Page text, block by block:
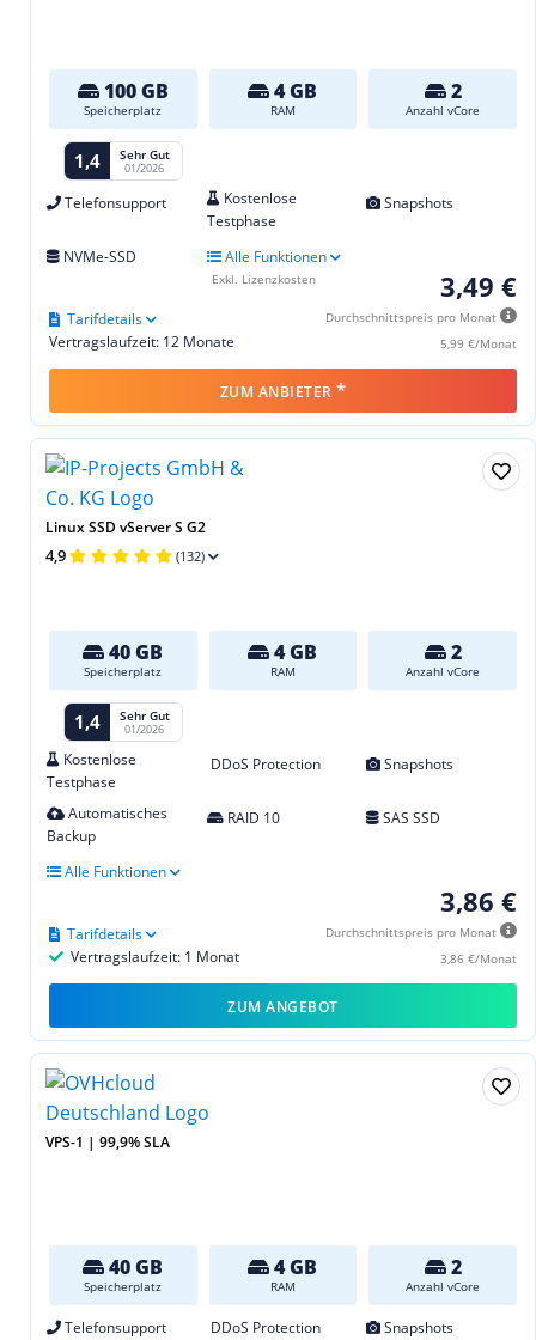
100 GB
Speicherplatz
4 GB
RAM
2
Anzahl vCore
1,4 Sehr Gut
01/2026
Telefonsupport
Kostenlose
Testphase
Snapshots
NVMe-SSD Alle Funktionen
3,49 €
Durchschnittspreis pro Monat
5,99 €/Monat
Vertragslaufzeit: 12 Monate
Tarifdetails
Exkl. Lizenzkosten
ZUM ANBIETER *
Linux SSD vServer S G2
4,9 (132)
40 GB
Speicherplatz
4 GB
RAM
2
Anzahl vCore
1,4 Sehr Gut
01/2026
Kostenlose
Testphase
DDoS Protection Snapshots
Automatisches
Backup
RAID 10 SAS SSD
Alle Funktionen
3,86 €
Durchschnittspreis pro Monat
3,86 €/Monat
Vertragslaufzeit: 1 Monat
Tarifdetails
ZUM ANGEBOT
VPS-1 | 99,9% SLA
40 GB
Speicherplatz
4 GB
RAM
2
Anzahl vCore
Telefonsupport DDoS Protection
Snapshots